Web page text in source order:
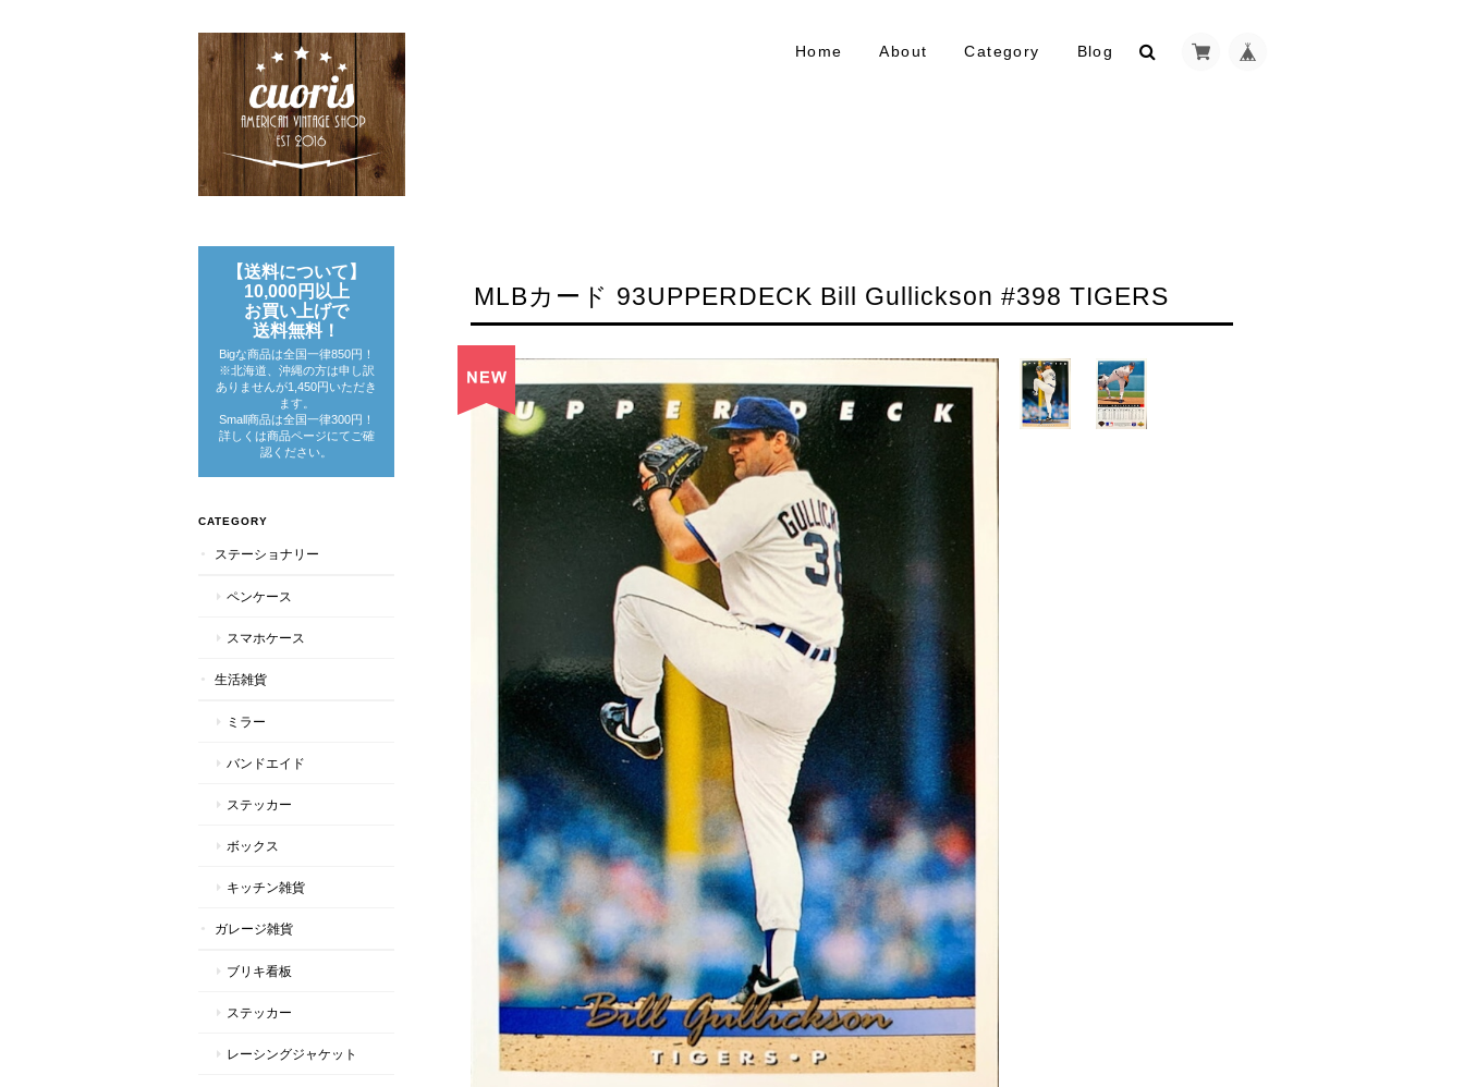
Home About Category Blog
MLBカード 93UPPERDECK Bill Gullickson #398 TIGERS
【送料について】
10,000円以上
お買い上げで
送料無料！
Bigな商品は全国一律850円！
※北海道、沖縄の方は申し訳
ありませんが1,450円いただき
ます。
Small商品は全国一律300円！
詳しくは商品ページにてご確
認ください。
CATEGORY
ステーショナリー
ペンケース
スマホケース
生活雑貨
ミラー
バンドエイド
ステッカー
ボックス
キッチン雑貨
ガレージ雑貨
ブリキ看板
ステッカー
レーシングジャケット